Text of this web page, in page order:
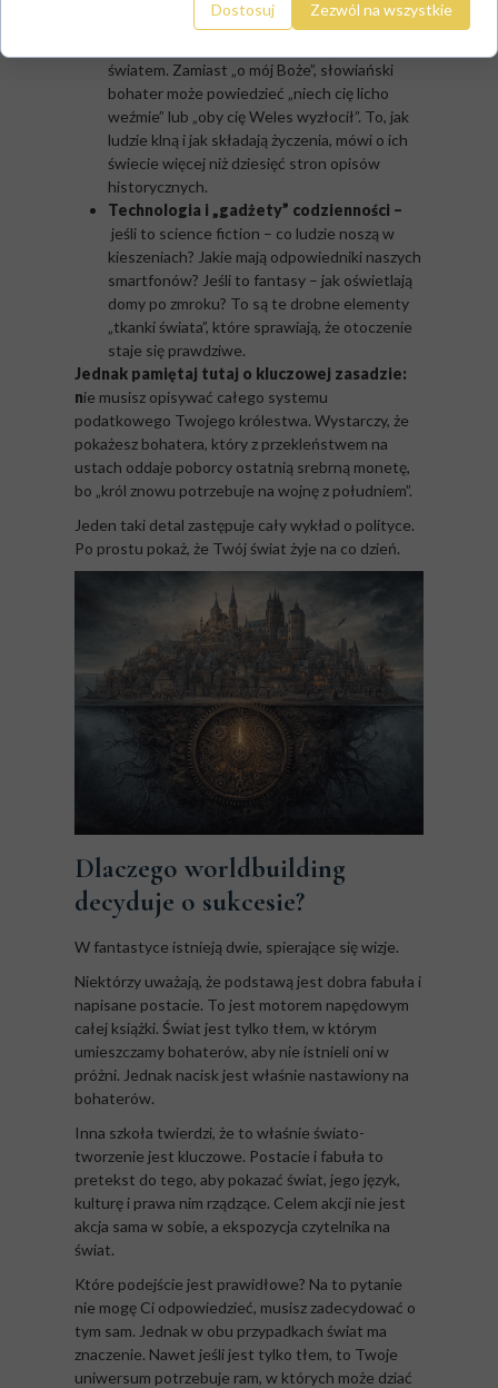
piszesz książkę stylizowaną na średniowiecze.
światem. Zamiast „o mój Boże”, słowiański
bohater może powiedzieć „niech cię licho
weźmie” lub „oby cię Weles wyzłocił”. To, jak
ludzie klną i jak składają życzenia, mówi o ich
świecie więcej niż dziesięć stron opisów
historycznych.
Technologia i „gadżety” codzienności –
jeśli to science fiction – co ludzie noszą w
kieszeniach? Jakie mają odpowiedniki naszych
smartfonów? Jeśli to fantasy – jak oświetlają
domy po zmroku? To są te drobne elementy
„tkanki świata”, które sprawiają, że otoczenie
staje się prawdziwe.
Jednak pamiętaj tutaj o kluczowej zasadzie:
nie musisz opisywać całego systemu
podatkowego Twojego królestwa. Wystarczy, że
pokażesz bohatera, który z przekleństwem na
ustach oddaje poborcy ostatnią srebrną monetę,
bo „król znowu potrzebuje na wojnę z południem”.
Jeden taki detal zastępuje cały wykład o polityce.
Po prostu pokaż, że Twój świat żyje na co dzień.
Dlaczego worldbuilding
decyduje o sukcesie?
W fantastyce istnieją dwie, spierające się wizje.
Niektórzy uważają, że podstawą jest dobra fabuła i
napisane postacie. To jest motorem napędowym
całej książki. Świat jest tylko tłem, w którym
umieszczamy bohaterów, aby nie istnieli oni w
próżni. Jednak nacisk jest właśnie nastawiony na
bohaterów.
Inna szkoła twierdzi, że to właśnie świato-
tworzenie jest kluczowe. Postacie i fabuła to
pretekst do tego, aby pokazać świat, jego język,
kulturę i prawa nim rządzące. Celem akcji nie jest
akcja sama w sobie, a ekspozycja czytelnika na
świat.
Które podejście jest prawidłowe? Na to pytanie
nie mogę Ci odpowiedzieć, musisz zadecydować o
tym sam. Jednak w obu przypadkach świat ma
znaczenie. Nawet jeśli jest tylko tłem, to Twoje
uniwersum potrzebuje ram, w których może dziać
Dostosuj Zezwól na wszystkie